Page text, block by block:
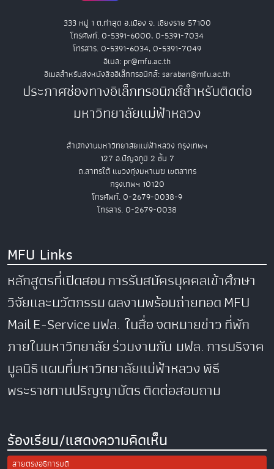
333 หมู่ 1 ต.ท่าสุด อ.เมือง จ. เชียงราย 57100
โทรศัพท์. 0-5391-6000, 0-5391-7034
โทรสาร. 0-5391-6034, 0-5391-7049
อีเมล: pr@mfu.ac.th
อีเมลสำหรับส่งหนังสืออิเล็กทรอนิกส์: saraban@mfu.ac.th
ประกาศช่องทางอิเล็กทรอนิกส์สำหรับติดต่อ
มหาวิทยาลัยแม่ฟ้าหลวง
สำนักงานมหาวิทยาลัยแม่ฟ้าหลวง กรุงเทพฯ
127 อ.ปัญจภูมิ 2 ชั้น 7
ถ.สาทรใต้ แขวงทุ่งมหาเมฆ เขตสาทร
กรุงเทพฯ 10120
โทรศัพท์. 0-2679-0038-9
โทรสาร. 0-2679-0038
MFU Links
หลักสูตรที่เปิดสอนการรับสมัครบุคคลเข้าศึกษา
วิจัยและนวัตกรรมผลงานพร้อมถ่ายทอดMFU
MailE-Serviceมฟล. ในสื่อจดหมายข่าวที่พัก
ภายในมหาวิทยาลัยร่วมงานกับ มฟล.การบริจาค
มูลนิธิแผนที่มหาวิทยาลัยแม่ฟ้าหลวงพิธี
พระราชทานปริญญาบัตรติดต่อสอบถาม
ร้องเรียน/แสดงความคิดเห็น
สายตรงอธิการบดี